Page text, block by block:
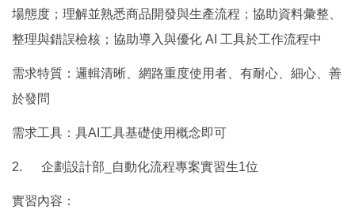
場態度；理解並熟悉商品開發與生產流程；協助資料彙整、
整理與錯誤檢核；協助導入與優化 AI 工具於工作流程中
需求特質：邏輯清晰、網路重度使用者、有耐心、細心、善
於發問
需求工具：具AI 工具基礎使用概念即可
2. 企劃設計部 自動化流程專案實習生1位
實習內容：